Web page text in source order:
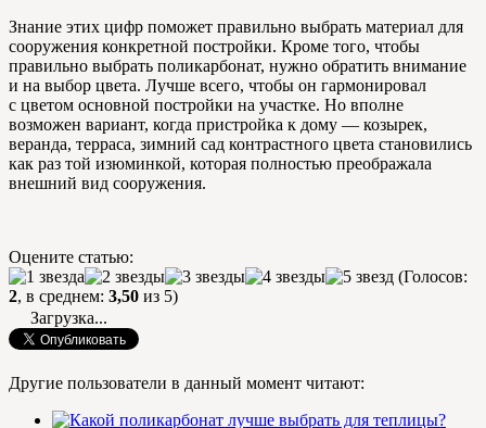
Знание этих цифр поможет правильно выбрать материал для
сооружения конкретной постройки. Кроме того, чтобы
правильно выбрать поликарбонат, нужно обратить внимание
и на выбор цвета. Лучше всего, чтобы он гармонировал
с цветом основной постройки на участке. Но вполне
возможен вариант, когда пристройка к дому — козырек,
веранда, терраса, зимний сад контрастного цвета становились
как раз той изюминкой, которая полностью преображала
внешний вид сооружения.
Оцените статью:
(Голосов:
2, в среднем: 3,50 из 5)
Загрузка...
Другие пользователи в данный момент читают: